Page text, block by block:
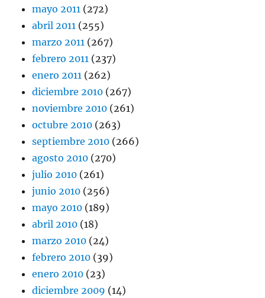
mayo 2011 (272)
abril 2011 (255)
marzo 2011 (267)
febrero 2011 (237)
enero 2011 (262)
diciembre 2010 (267)
noviembre 2010 (261)
octubre 2010 (263)
septiembre 2010 (266)
agosto 2010 (270)
julio 2010 (261)
junio 2010 (256)
mayo 2010 (189)
abril 2010 (18)
marzo 2010 (24)
febrero 2010 (39)
enero 2010 (23)
diciembre 2009 (14)